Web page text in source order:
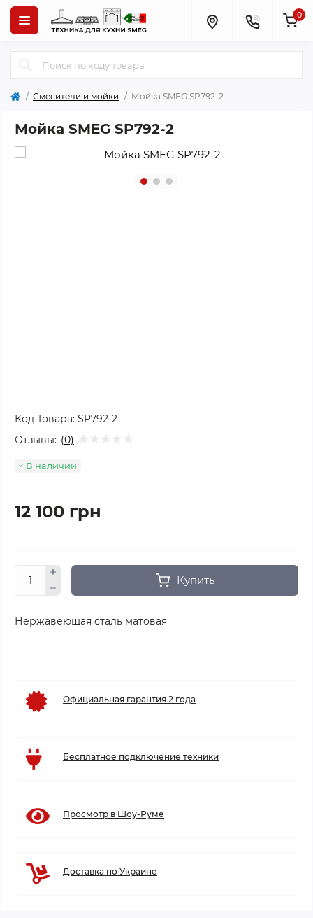
0
Смесители и мойки Мойка SMEG SP792-2
Мойка SMEG SP792-2
Код Товара: SP792-2
Отзывы: (0)
В наличии
12 100 грн
Купить
Нержавеющая сталь матовая
Официальная гарантия 2 года
Бесплатное подключение техники
Просмотр в Шоу-Руме
Доставка по Украине